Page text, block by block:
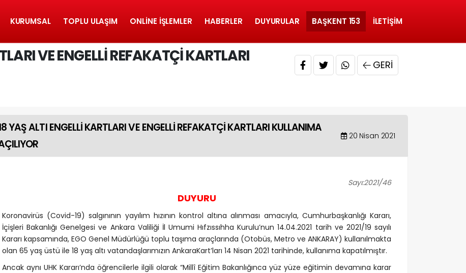
KURUMSAL TOPLU ULAŞIM ONLINE İŞLEMLER HABERLER DUYURULAR BAŞKENT 153 İLETIŞIM
VE ENGELLİ REFAKATÇİ KARTLARI
GERI
YAŞ ALTI ENGELLİ KARTLARI VE ENGELLİ REFAKATÇİ KARTLARI KULLANIMA
20 Nisan 2021
Sayı:2021/46
DUYURU
Koronavirüs (Covid-19) salgınının yayılım hızının kontrol altına alınması amacıyla, Cumhurbaşkanlığı Kararı,
İçişleri Bakanlığı Genelgesi ve Ankara Valiliği İl Umumi Hıfzıssıhha Kurulu’nun 14.04.2021 tarih ve 2021/19 sayılı
Kararı kapsamında, EGO Genel Müdürlüğü toplu taşıma araçlarında (Otobüs, Metro ve ANKARAY) kullanılmakta
olan 65 yaş üstü ile 18 yaş altı vatandaşlarımızın AnkaraKart’ları 14 Nisan 2021 tarihinde, kullanıma kapatılmıştır.
Ancak aynı UHK Kararı’nda öğrencilerle ilgili olarak “Millî Eğitim Bakanlığınca yüz yüze eğitimin devamına karar